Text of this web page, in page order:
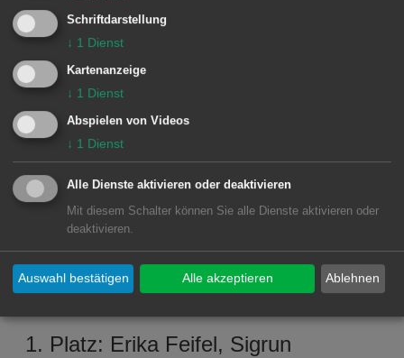
Preis: Erika Feifel, Monika
Gärtner, Sigrun Gräßer, Erich
Jooß, Ingeborg Lehnert, Helga
Moses, Albert Winkler
Preis: Hildegard Baßler
Preis: Karl Groß, Heidrun
Hirschl, Ingeborg Kieninger,
Tanja Picciolo-Schweikert
Kategorie Balkon
Platz: Erika Feifel, Sigrun
Schriftdarstellung
↓ 1 Dienst
Kartenanzeige
↓ 1 Dienst
Abspielen von Videos
↓ 1 Dienst
Alle Dienste aktivieren oder deaktivieren
Mit diesem Schalter können Sie alle Dienste aktivieren oder
deaktivieren.
Ablehnen
Auswahl bestätigen Alle akzeptieren